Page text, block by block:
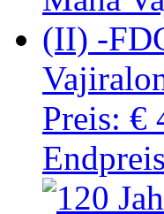
Preis: €